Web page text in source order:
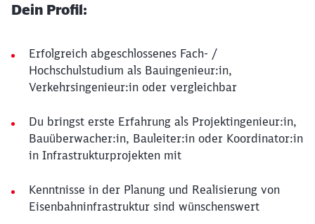
Dein Profil:
Erfolgreich abgeschlossenes Fach- /
Hochschulstudium als Bauingenieur:in,
Verkehrsingenieur:in oder vergleichbar
Du bringst erste Erfahrung als Projektingenieur:in,
Bauüberwacher:in, Bauleiter:in oder Koordinator:in
in Infrastrukturprojekten mit
Kenntnisse in der Planung und Realisierung von
Eisenbahninfrastruktur sind wünschenswert